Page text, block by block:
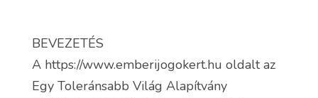
BEVEZETÉS
A https://www.emberijogokert.hu oldalt az
Egy Toleránsabb Világ Alapítvány